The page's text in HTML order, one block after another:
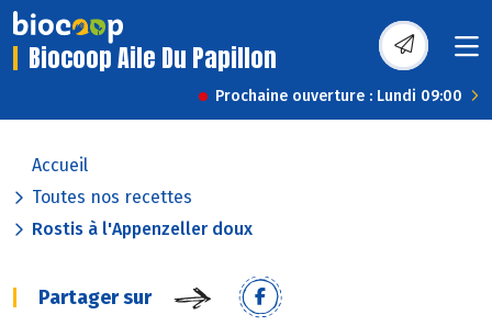
Biocoop Aile Du Papillon
Prochaine ouverture : Lundi 09:00
Accueil
Toutes nos recettes
Rostis à l'Appenzeller doux
Partager sur